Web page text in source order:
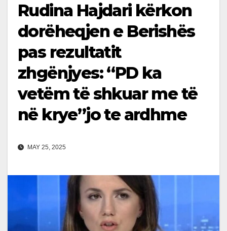
Rudina Hajdari kërkon
dorëheqjen e Berishës
pas rezultatit
zhgënjyes: “PD ka
vetëm të shkuar me të
në krye”jo te ardhme
MAY 25, 2025